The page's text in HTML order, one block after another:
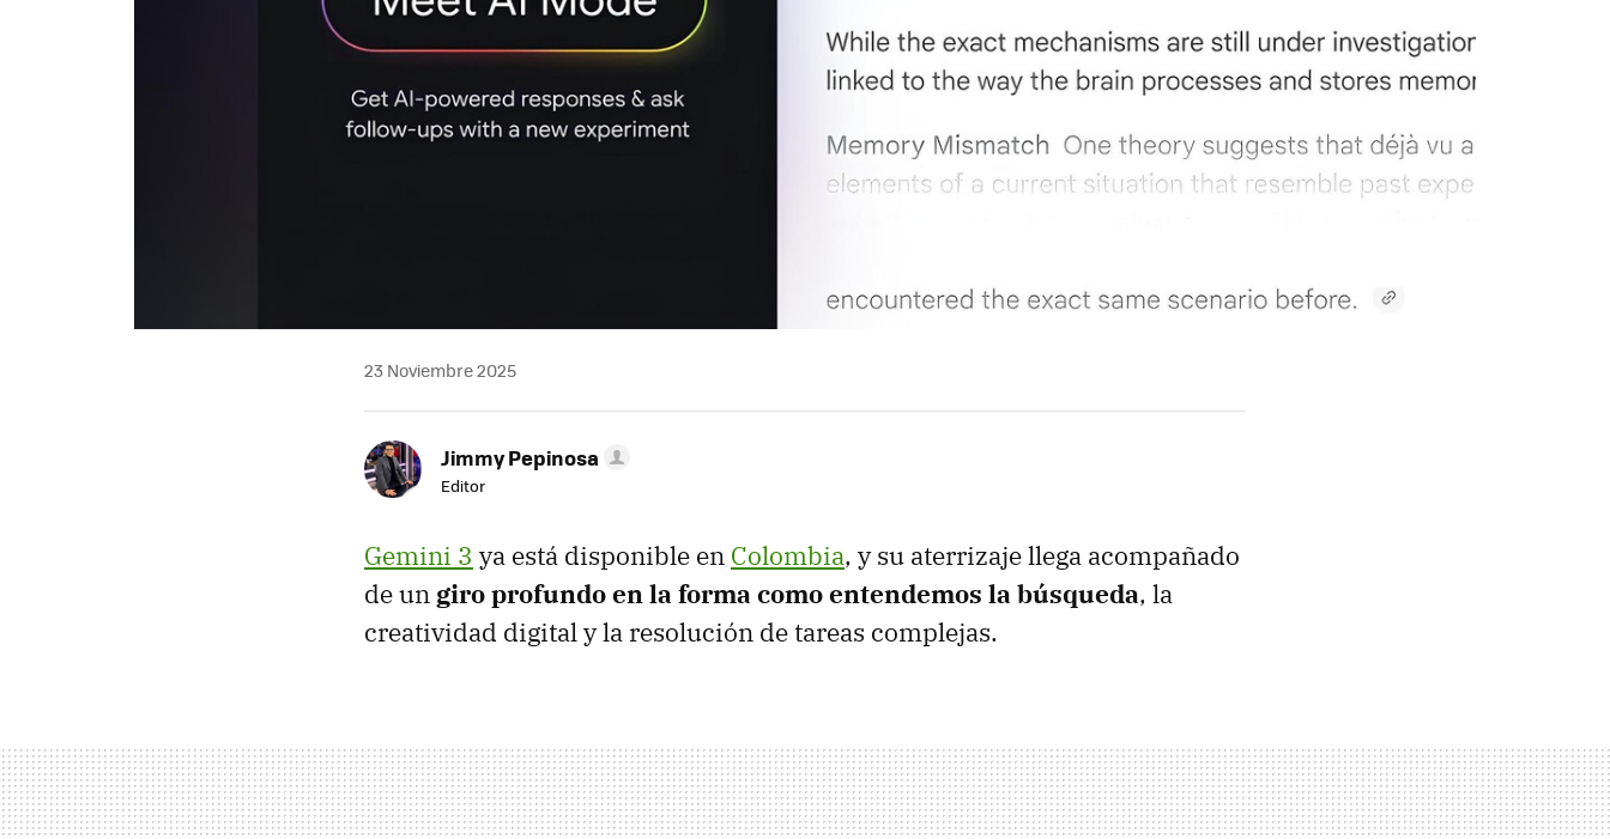
23 Noviembre 2025
Jimmy Pepinosa
Editor
Gemini 3 ya está disponible en Colombia, y su aterrizaje llega acompañado
de un giro profundo en la forma como entendemos la búsqueda, la
creatividad digital y la resolución de tareas complejas.